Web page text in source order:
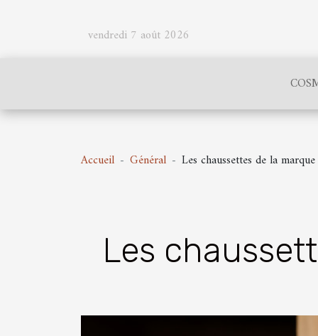
vendredi 7 août 2026
Accueil Général Les chaussettes de la
Les